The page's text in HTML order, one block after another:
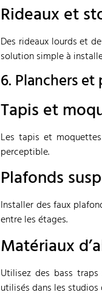
Rideaux et
Des rideaux lourds et
solution simple à
6. Planchers
Tapis et
Les tapis et
perceptible.
Plafonds
Installer des faux
entre les étages.
Matériaux
Utilisez des bass
utilisés dans les studios